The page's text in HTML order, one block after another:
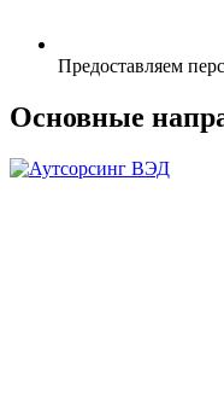
Предоставляем
Основные